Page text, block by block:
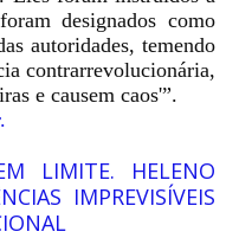
designados como
autoridades, temendo
contrarrevolucionária,
e causem caos'”.
LIMITE. HELENO
IMPREVISÍVEIS